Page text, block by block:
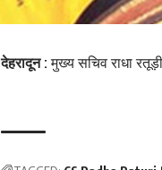
देहरादून : मुख्य सचिव राधा